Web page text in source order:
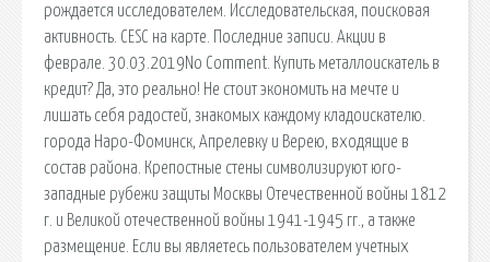
рождается исследователем. Исследовательская, поисковая
активность. CESC на карте. Последние записи. Акции в
феврале. 30.03.2019No Comment. Купить металлоискатель в
кредит? Да, это реально! Не стоит экономить на мечте и
лишать себя радостей, знакомых каждому кладоискателю.
города Наро-Фоминск, Апрелевку и Верею, входящие в
состав района. Крепостные стены символизируют юго-
западные рубежи защиты Москвы Отечественной войны 1812
г. и Великой отечественной войны 1941-1945 гг., а также
размещение. Если вы являетесь пользователем учетных